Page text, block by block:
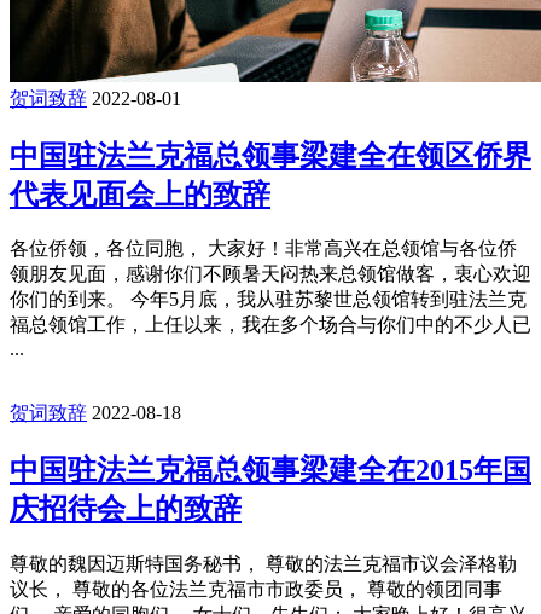
贺词致辞 2022-08-01
中国驻法兰克福总领事梁建全在领区侨界
代表见面会上的致辞
各位侨领，各位同胞， 大家好！非常高兴在总领馆与各位侨
领朋友见面，感谢你们不顾暑天闷热来总领馆做客，衷心欢迎
你们的到来。 今年5月底，我从驻苏黎世总领馆转到驻法兰克
福总领馆工作，上任以来，我在多个场合与你们中的不少人已
...